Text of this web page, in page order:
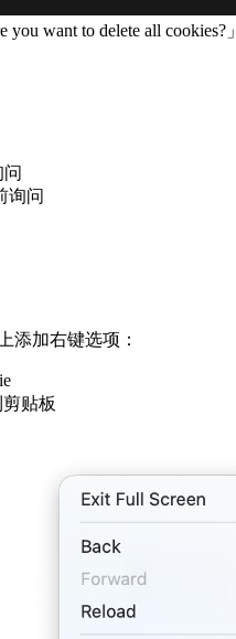
want to delete all cookies?」
询问
添加右键选项：
贴板